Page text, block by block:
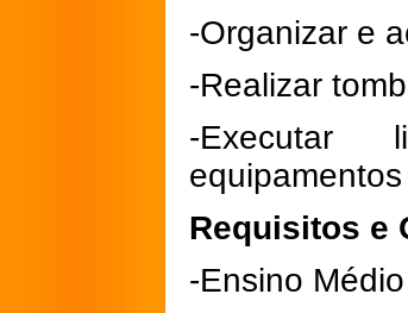
-Organizar e
-Realizar
-Executar
Requisitos e
-Ensino